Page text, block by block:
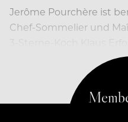
Jerôme Pourchère ist
Chef-Sommelier und
Erfolgsrezept im